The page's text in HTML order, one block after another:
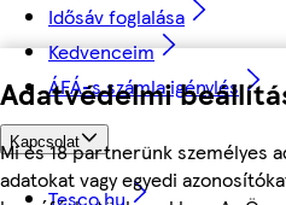
Adatvédelmi
Mi és 18 partnerünk személyes
adatokat vagy egyedi
Idősáv foglalása
Kedvenceim
ÁFÁ-s számla igénylés
Kapcsolat
Tesco.hu